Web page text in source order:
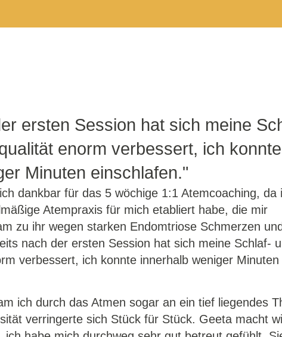
ersten Session hat sich meine
enorm verbessert, ich konnte
Minuten einschlafen."
dankbar für das 5 wöchige 1:1 Atemcoaching, da
Atempraxis für mich etabliert habe, die mir
zu ihr wegen starken Endomtriose Schmerzen und
nach der ersten Session hat sich meine Schlaf-
verbessert, ich konnte innerhalb weniger Minuten
ich durch das Atmen sogar an ein tief liegendes
verringerte sich Stück für Stück. Geeta macht